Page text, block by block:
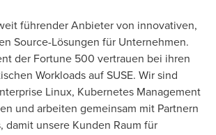
führender Anbieter von innovativen,
Source-Lösungen für Unternehmen.
der Fortune 500 vertrauen bei ihren
Workloads auf SUSE. Wir sind
Linux, Kubernetes Management
und arbeiten gemeinsam mit Partnern
damit unsere Kunden Raum für